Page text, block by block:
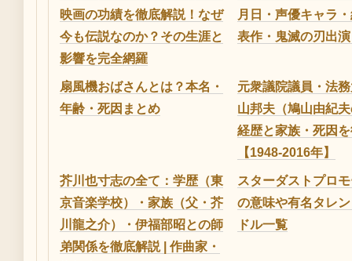
映画の功績を徹底解説！なぜ
今も伝説なのか？その生涯と
影響を完全網羅
月日・声優キャラ
表作・鬼滅の刃出
扇風機おばさんとは？本名・
年齢・死因まとめ
元衆議院議員・法
山邦夫（鳩山由紀
経歴と家族・死因
【1948-2016年】
芥川也寸志の全て：学歴（東
京音楽学校）・家族（父・芥
川龍之介）・伊福部昭との師
弟関係を徹底解説 | 作曲家・
スターダストプロ
の意味や有名タレ
ドル一覧